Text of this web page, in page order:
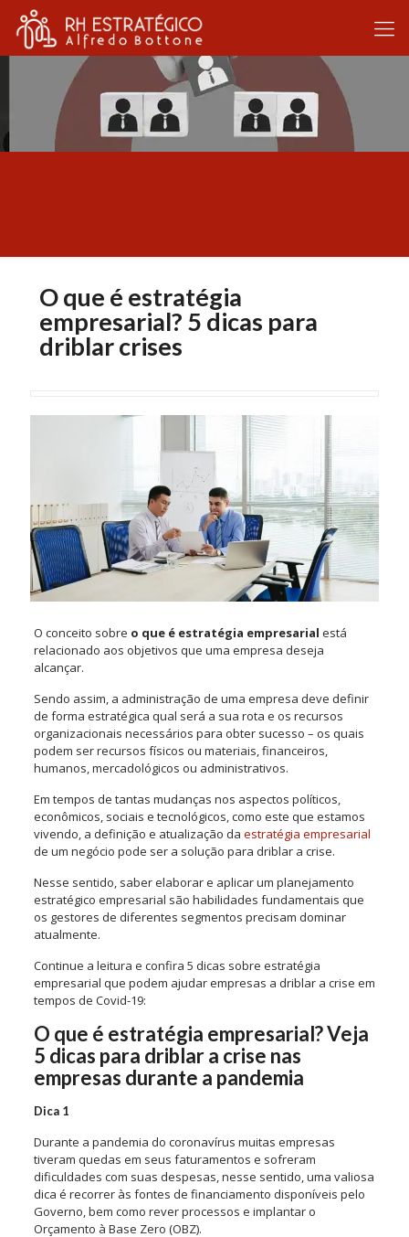
O que é estratégia
empresarial? 5 dicas para
driblar crises
O conceito sobre o que é estratégia empresarial está
relacionado aos objetivos que uma empresa deseja
alcançar.
Sendo assim, a administração de uma empresa deve definir
de forma estratégica qual será a sua rota e os recursos
organizacionais necessários para obter sucesso – os quais
podem ser recursos físicos ou materiais, financeiros,
humanos, mercadológicos ou administrativos.
Em tempos de tantas mudanças nos aspectos políticos,
econômicos, sociais e tecnológicos, como este que estamos
vivendo, a definição e atualização da estratégia empresarial
de um negócio pode ser a solução para driblar a crise.
Nesse sentido, saber elaborar e aplicar um planejamento
estratégico empresarial são habilidades fundamentais que
os gestores de diferentes segmentos precisam dominar
atualmente.
Continue a leitura e confira 5 dicas sobre estratégia
empresarial que podem ajudar empresas a driblar a crise em
tempos de Covid-19:
O que é estratégia empresarial? Veja
5 dicas para driblar a crise nas
empresas durante a pandemia
Dica 1
Durante a pandemia do coronavírus muitas empresas
tiveram quedas em seus faturamentos e sofreram
dificuldades com suas despesas, nesse sentido, uma valiosa
dica é recorrer às fontes de financiamento disponíveis pelo
Governo, bem como rever processos e implantar o
Orçamento à Base Zero (OBZ).